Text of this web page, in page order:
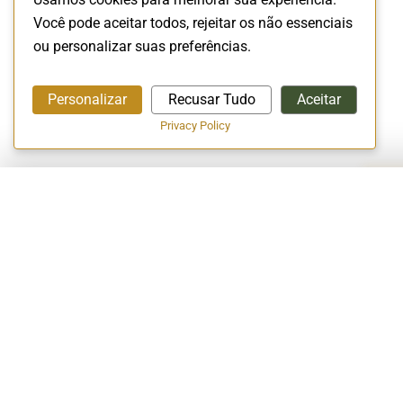
Você pode aceitar todos, rejeitar os não essenciais
ou personalizar suas preferências.
Personalizar Recusar Tudo Aceitar
Privacy Policy